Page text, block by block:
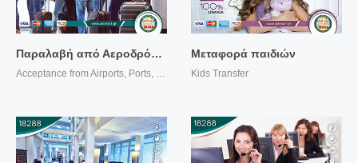
Περισσότερα...
Παραλαβή από Αεροδρόμια, Λιμάνια, Σταθμούς, Λεωφορεία και Κτελ
Acceptance from Airports, Ports, Stations, Buses and Ctel
Περισσότερα...
Μεταφορά παιδιών
Kids Transfer